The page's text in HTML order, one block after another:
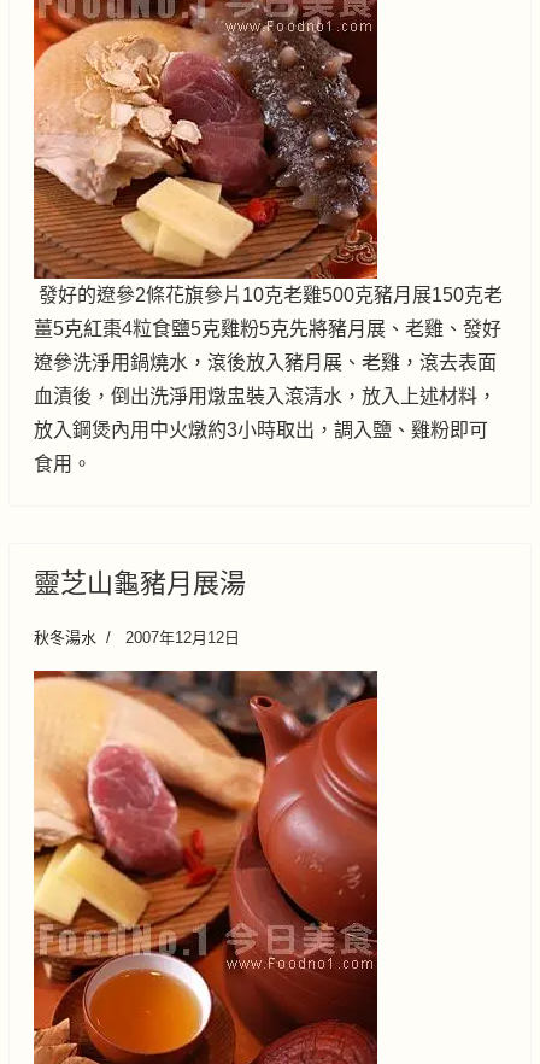
發好的遼參2條花旗參片10克老雞500克豬月展150克老
薑5克紅棗4粒食鹽5克雞粉5克先將豬月展、老雞、發好
遼參洗淨用鍋燒水，滾後放入豬月展、老雞，滾去表面
血漬後，倒出洗淨用燉盅裝入滾清水，放入上述材料，
放入鋼煲內用中火燉約3小時取出，調入鹽、雞粉即可
食用。
靈芝山龜豬月展湯
秋冬湯水 2007年12月12日